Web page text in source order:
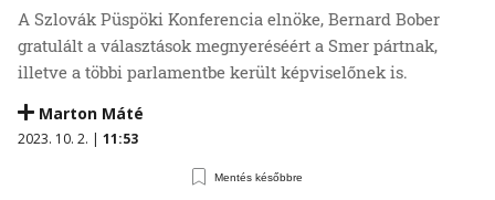
A Szlovák Püspöki Konferencia elnöke, Bernard Bober
gratulált a választások megnyeréséért a Smer pártnak,
illetve a többi parlamentbe került képviselőnek is.
Marton Máté
2023. 10. 2. | 11:53
Mentés későbbre